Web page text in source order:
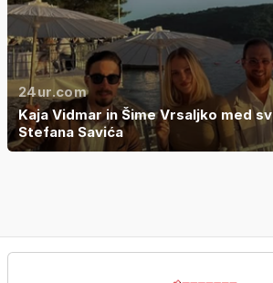
24ur.com
Kaja Vidmar in Šime Vrsaljko med
Stefana Savića